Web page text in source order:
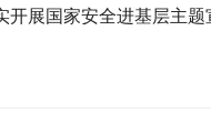
开展国家安全进基层主题